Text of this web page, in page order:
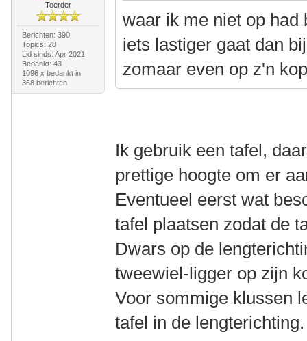
Toerder
Berichten: 390
Topics: 28
Lid sinds: Apr 2021
Bedankt: 43
1096 x bedankt in
368 berichten
waar ik me niet op had
iets lastiger gaat dan
zomaar even op z'n
Ik gebruik een tafel,
prettige hoogte om er
Eventueel eerst wat
tafel plaatsen zodat de
Dwars op de
tweewiel-ligger op zijn
Voor sommige klussen
tafel in de lengterichting.